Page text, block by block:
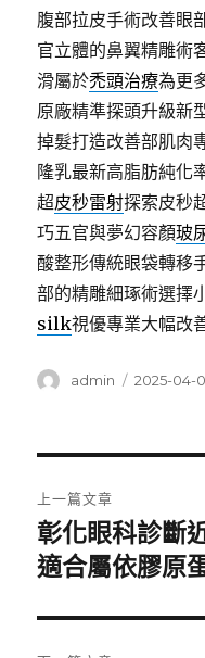
腹部拉皮手術改善眼
官立體的鼻翼精雕術
滑屬於禿頭治療為更
原廠精準探頭升級新
掉髮打造改善部肌肉
隆乳最新高脂肪純化
超皮秒雷射探索皮秒
巧五官與夢幻容顏玻
酸整形傳統眼袋轉移
部的精雕細琢術選擇
silk視優專業大幅改
作
admin
發
2025-04-
章
導
覽
上一篇文章
上
一
文
章:
彰化眼科診斷
適合屬依膠原